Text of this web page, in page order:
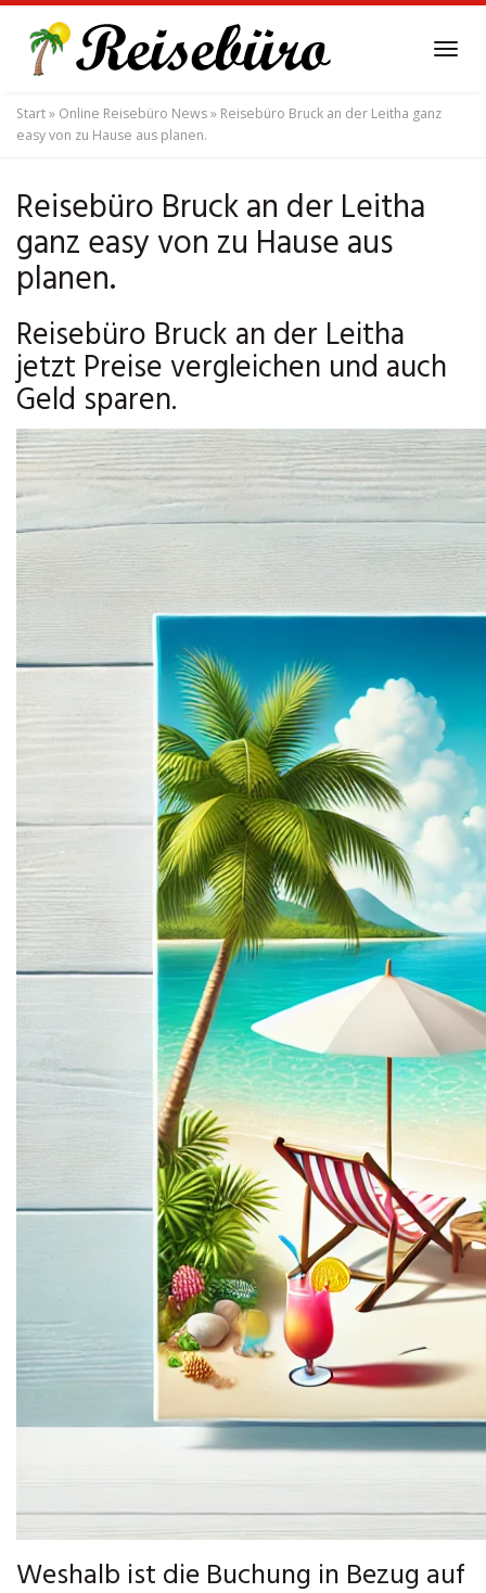
main
content
Start» Online Reisebüro News» Reisebüro Bruck an der Leitha ganz
easy von zu Hause aus planen.
Reisebüro Bruck an der Leitha
ganz easy von zu Hause aus
planen.
Reisebüro Bruck an der Leitha
jetzt Preise vergleichen und auch
Geld sparen.
Weshalb ist die Buchung in Bezug auf